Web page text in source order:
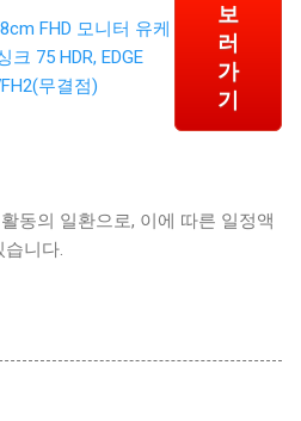
FHD 모니터 유케
크 75 HDR, EDGE
무결점)
보
러
가
기
동의 일환으로, 이에 따른 일정액
니다.